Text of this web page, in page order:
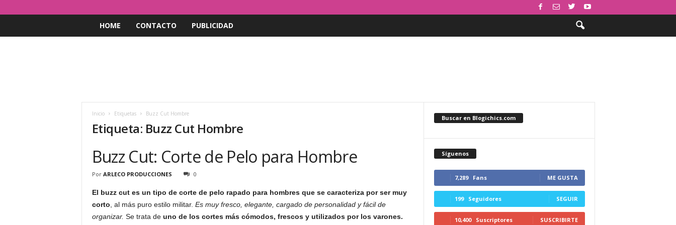
HOME CONTACTO PUBLICIDAD
Inicio Etiquetas Buzz Cut Hombre
Etiqueta: Buzz Cut Hombre
Buzz Cut: Corte de Pelo para Hombre
Por ARLECO PRODUCCIONES 0
El buzz cut es un tipo de corte de pelo rapado para hombres que se caracteriza por ser muy
corto , al más puro estilo militar. Es muy fresco, elegante, cargado de personalidad y fácil de
organizar. Se trata de uno de los cortes más cómodos, frescos y utilizados por los varones.
Buscar en Blogichics.com
Síguenos
7,289 Fans ME GUSTA
199 Seguidores SEGUIR
10,400 Suscriptores SUSCRIBIRTE